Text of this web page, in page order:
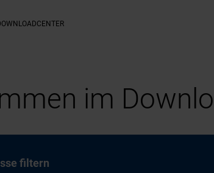
im
filtern